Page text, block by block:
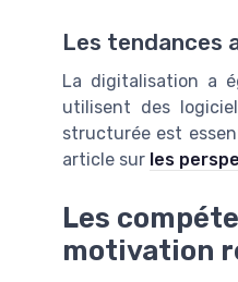
Les tendances
La digitalisation a
utilisent des
structurée est
article sur les
Les
motivation